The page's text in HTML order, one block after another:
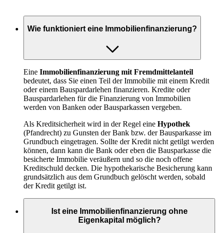
Wie funktioniert eine Immobilienfinanzierung?
Eine Immobilienfinanzierung mit Fremdmittelanteil
bedeutet, dass Sie einen Teil der Immobilie mit einem Kredit
oder einem Bauspardarlehen finanzieren. Kredite oder
Bauspardarlehen für die Finanzierung von Immobilien
werden von Banken oder Bausparkassen vergeben.
Als Kreditsicherheit wird in der Regel eine Hypothek
(Pfandrecht) zu Gunsten der Bank bzw. der Bausparkasse im
Grundbuch eingetragen. Sollte der Kredit nicht getilgt werden
können, dann kann die Bank oder eben die Bausparkasse die
besicherte Immobilie veräußern und so die noch offene
Kreditschuld decken. Die hypothekarische Besicherung kann
grundsätzlich aus dem Grundbuch gelöscht werden, sobald
der Kredit getilgt ist.
Ist eine Immobilienfinanzierung ohne
Eigenkapital möglich?